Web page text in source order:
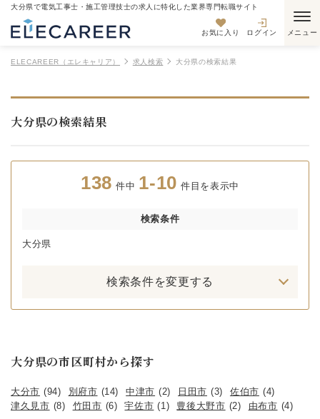
大分県で電気工事士・施工管理技士の求人に特化した業界専門転職サイト
お気に入り ログイン
ELECAREER（エレキャリア） 求人検索 大分県の検索結果
大分県の検索結果
138 件中 1-10 件目を表示中
検索条件
大分県
検索条件を変更する
大分県の市区町村から探す
大分市 (94) 別府市 (14) 中津市 (2) 日田市 (3) 佐伯市 (4)
津久見市 (8) 竹田市 (6) 宇佐市 (1) 豊後大野市 (2) 由布市 (4)